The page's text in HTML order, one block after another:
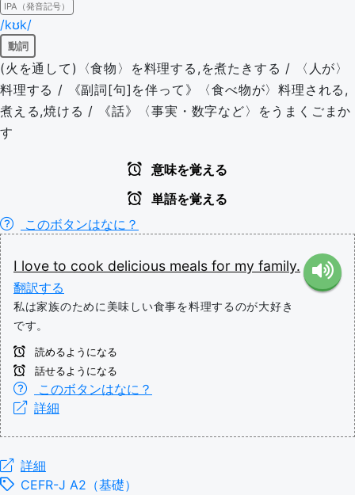
IPA（発音記号）
/kʊk/
動詞
(火を通して)〈食物〉を料理する,を煮たきする / 〈人が〉
料理する / 《副詞[句]を伴って》〈食べ物が〉料理される,
煮える,焼ける / 《話》〈事実・数字など〉をうまくごまか
す
意味を覚える
単語を覚える
このボタンはなに？
I love to cook delicious meals for my family.
翻訳する
私は家族のために美味しい食事を料理するのが大好き
です。
読めるようになる
話せるようになる
このボタンはなに？
詳細
詳細
CEFR-J A2（基礎）